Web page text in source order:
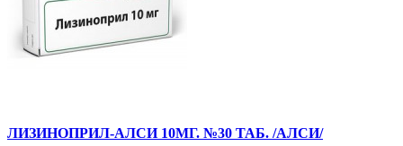
ЛИЗИНОПРИЛ-АЛСИ 10МГ. №30 ТАБ. /АЛСИ/